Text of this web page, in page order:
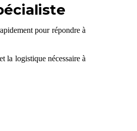
pour répondre à
la logistique nécessaire à